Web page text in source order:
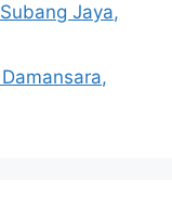
Jaya,